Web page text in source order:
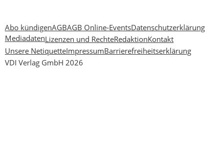
Abo kündigenAGBAGB Online-EventsDatenschutzerklärung
MediadatenLizenzen und RechteRedaktionKontakt
Unsere NetiquetteImpressumBarrierefreiheitserklärung
VDI Verlag GmbH 2026